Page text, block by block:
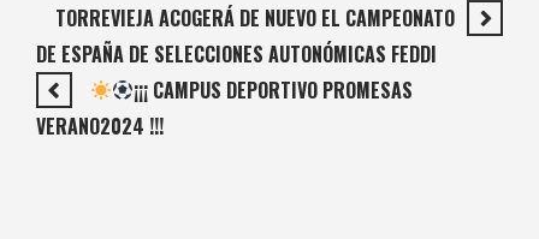
TORREVIEJA ACOGERÁ DE NUEVO EL CAMPEONATO
DE ESPAÑA DE SELECCIONES AUTONÓMICAS FEDDI
¡¡¡ CAMPUS DEPORTIVO PROMESAS
VERANO2024 !!!